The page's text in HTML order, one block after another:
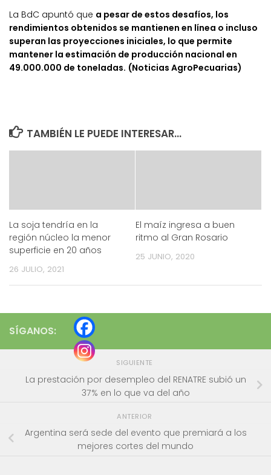
La BdC apuntó que a pesar de estos desafíos, los
rendimientos obtenidos se mantienen en línea o incluso
superan las proyecciones iniciales, lo que permite
mantener la estimación de producción nacional en
49.000.000 de toneladas. (Noticias AgroPecuarias)
TAMBIÉN LE PUEDE INTERESAR...
La soja tendría en la
región núcleo la menor
superficie en 20 años
26 JULIO, 2021
El maíz ingresa a buen
ritmo al Gran Rosario
25 JUNIO, 2020
SÍGANOS:
SIGUIENTE
La prestación por desempleo del RENATRE subió un
37% en lo que va del año
ANTERIOR
Argentina será sede del evento que premiará a los
mejores cortes del mundo